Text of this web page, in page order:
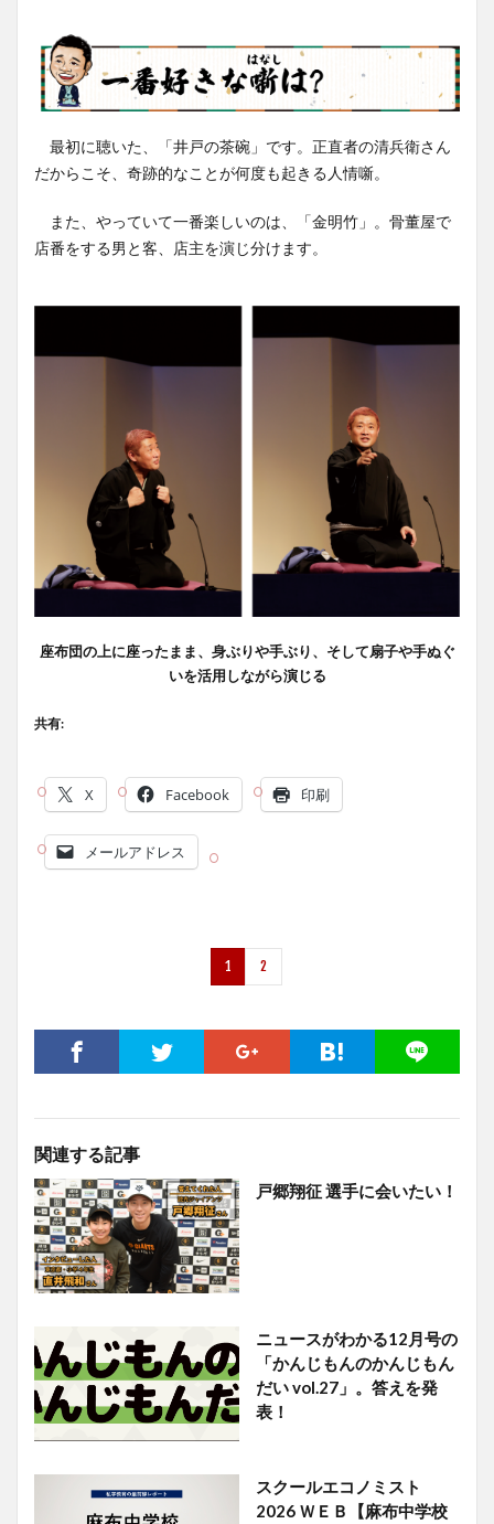
最初に聴いた、「井戸の茶碗」です。正直者の清兵衛さん
だからこそ、奇跡的なことが何度も起きる人情噺。
また、やっていて一番楽しいのは、「金明竹」。骨董屋で
店番をする男と客、店主を演じ分けます。
座布団の上に座ったまま、身ぶりや手ぶり、そして扇子や手ぬぐ
いを活用しながら演じる
共有:
X Facebook 印刷
メールアドレス
1 2
関連する記事
戸郷翔征 選手に会いたい！
ニュースがわかる12月号の
「かんじもんのかんじもん
だい vol.27」。答えを発
表！
スクールエコノミスト
2026 ＷＥＢ【麻布中学校